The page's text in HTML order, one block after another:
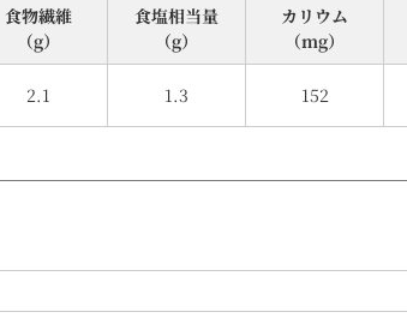
食物繊維
（g）
2.1
⾷塩相当量
（g）
1.3
カリウム
（mg）
152